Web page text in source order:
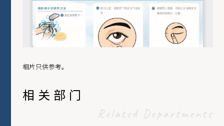
相片只供参考。
相关部门
Related Departments